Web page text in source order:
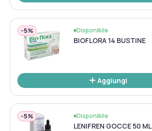
Disponibile
BIOFLORA 14 BUSTINE
-5%
Aggiungi
Disponibile
LENIFREN GOCCE 50 ML
-5%